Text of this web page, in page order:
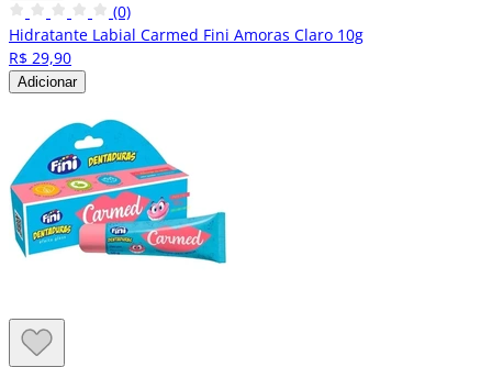
(0)
Hidratante Labial Carmed Fini Amoras Claro 10g
R$ 29,90
Adicionar